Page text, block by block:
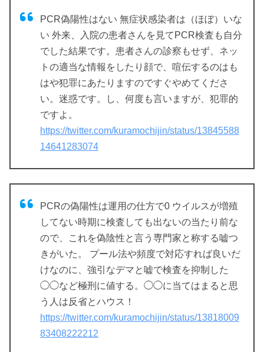
PCR偽陽性はない 無症状感染者は（ほぼ）いな
い 外来、入院の患者さんを見てPCR検査も自分
でした結果です。患者さんの診察もせず、ネッ
トの適当な情報をしたり顔で、喧伝するのはも
はや犯罪にあたりますのですぐやめてくださ
い。迷惑です。し、何度も言いますが、犯罪的
ですよ。
https://twitter.com/kuramochijin/status/13845588
14641283074
PCRの偽陽性は運用の仕方で0 ウイルスが増殖
してない時期に検査しても出ないの当たり前な
ので、これを偽陰性と言う専門家と称する嘘つ
きがいた。 プール法や頻度で対応すれば良いだ
けなのに、強引なデマと嘘で検査を抑制した
◯◯など極刑に値する。◯◯に当てはまると思
う人は反省とハウス！
https://twitter.com/kuramochijin/status/13818009
83408222212